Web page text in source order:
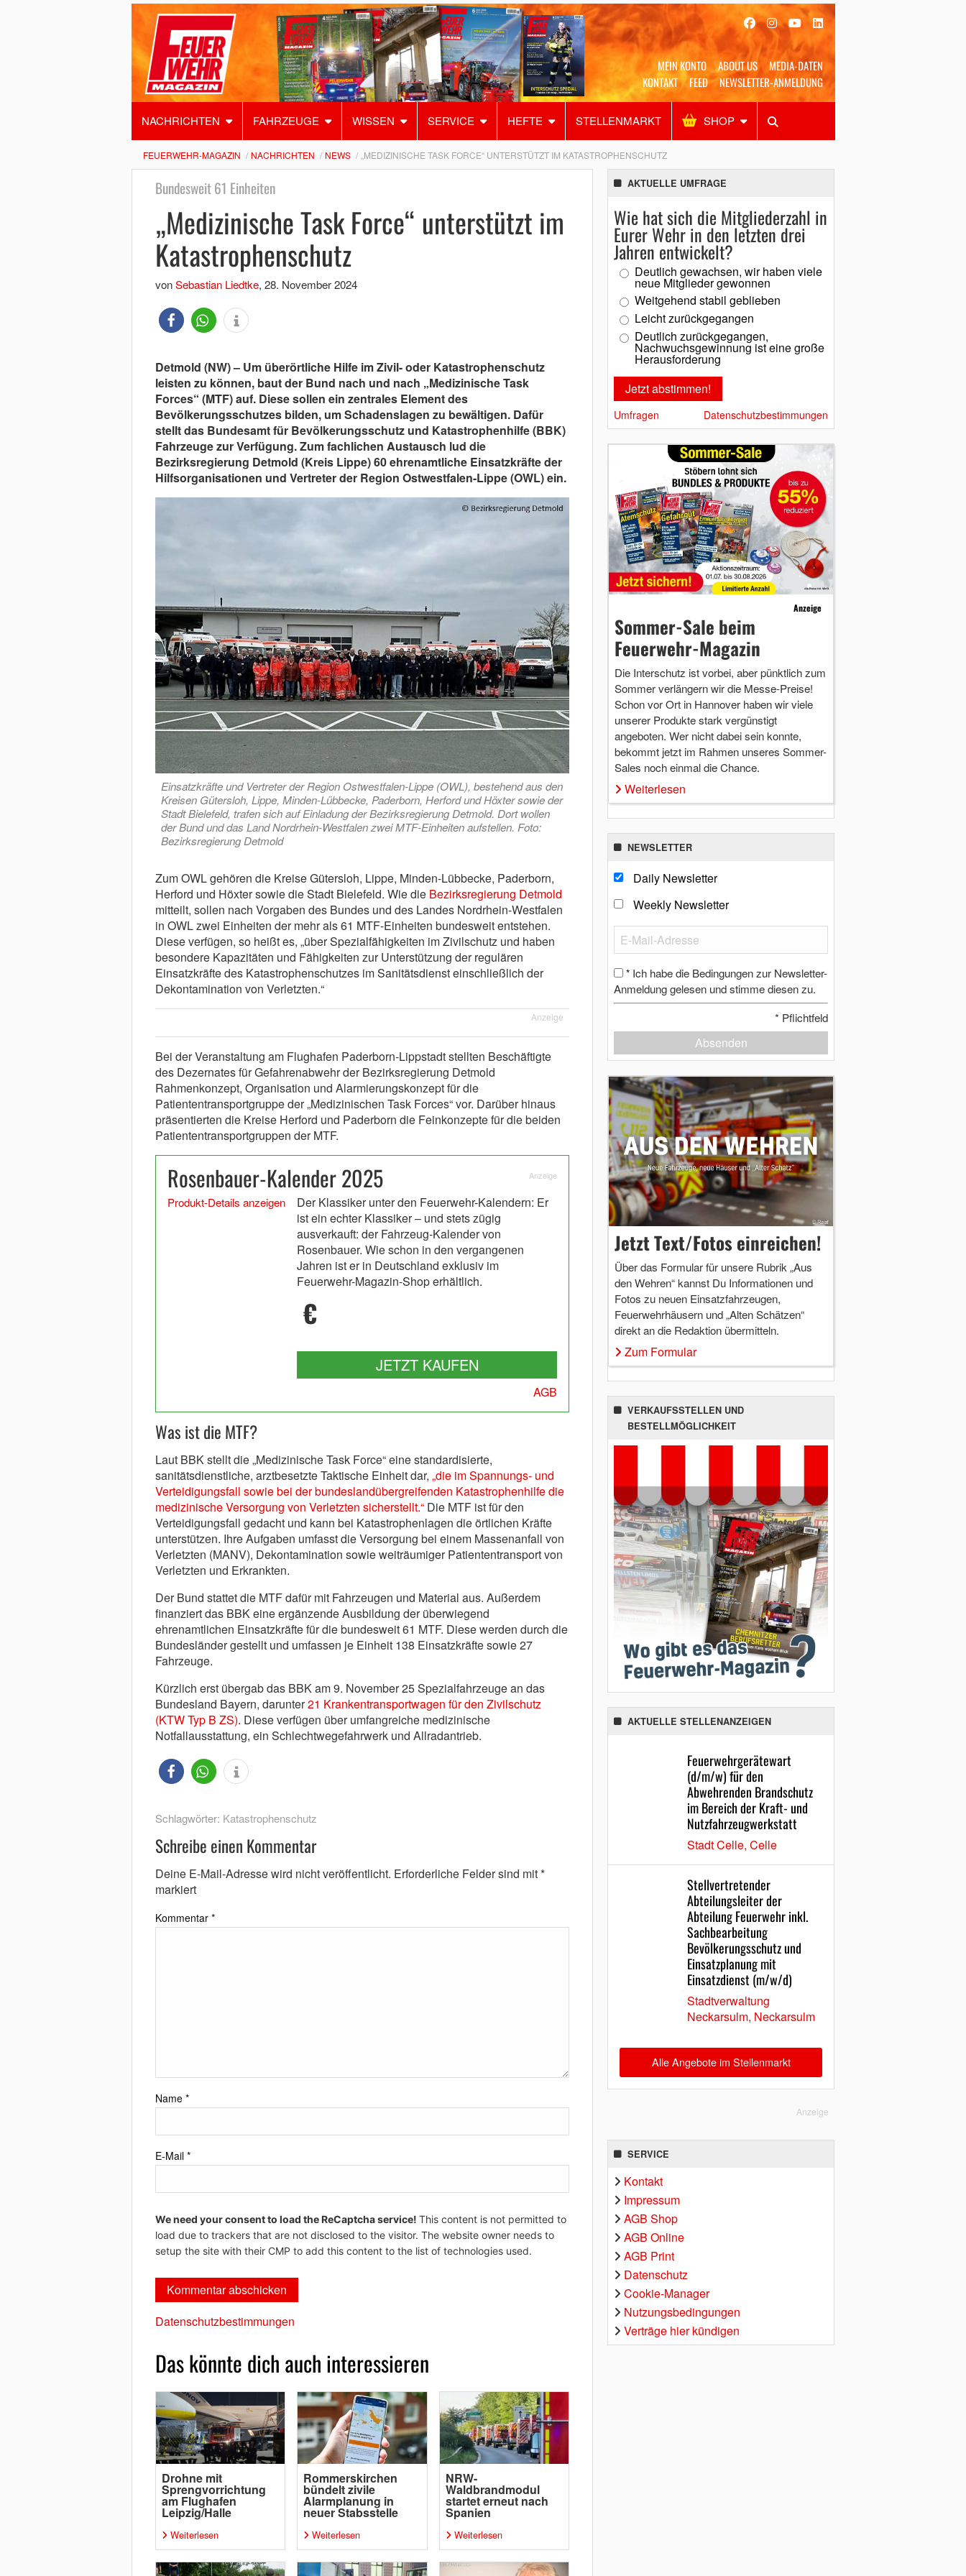
MEIN KONTO ABOUT US
MEDIA-DATEN
KONTAKT
FEED NEWSLETTER-ANMELDUNG
NACHRICHTEN FAHRZEUGE WISSEN SERVICE HEFTE STELLENMARKT SHOP
Alles Shop SUCHEN
FEUERWEHR-MAGAZIN NACHRICHTEN NEWS „MEDIZINISCHE TASK FORCE“ UNTERSTÜTZT IM KATASTROPHENSCHUTZ
Bundesweit 61 Einheiten
„Medizinische Task Force“ unterstützt im
Katastrophenschutz
vonSebastian Liedtke, 28. November 2024
Detmold (NW) – Um überörtliche Hilfe im Zivil- oder Katastrophenschutz
leisten zu können, baut der Bund nach und nach „Medizinische Task
Forces“ (MTF) auf. Diese sollen ein zentrales Element des
Bevölkerungsschutzes bilden, um Schadenslagen zu bewältigen. Dafür
stellt das Bundesamt für Bevölkerungsschutz und Katastrophenhilfe (BBK)
Fahrzeuge zur Verfügung. Zum fachlichen Austausch lud die
Bezirksregierung Detmold (Kreis Lippe) 60 ehrenamtliche Einsatzkräfte der
Hilfsorganisationen und Vertreter der Region Ostwestfalen-Lippe (OWL) ein.
Einsatzkräfte und Vertreter der Region Ostwestfalen-Lippe (OWL), bestehend aus den
Kreisen Gütersloh, Lippe, Minden-Lübbecke, Paderborn, Herford und Höxter sowie der
Stadt Bielefeld, trafen sich auf Einladung der Bezirksregierung Detmold. Dort wollen
der Bund und das Land Nordrhein-Westfalen zwei MTF-Einheiten aufstellen. Foto:
Bezirksregierung Detmold
Zum OWL gehören die Kreise Gütersloh, Lippe, Minden-Lübbecke, Paderborn,
Herford und Höxter sowie die Stadt Bielefeld. Wie die Bezirksregierung Detmold
mitteilt, sollen nach Vorgaben des Bundes und des Landes Nordrhein-Westfalen
in OWL zwei Einheiten der mehr als 61 MTF-Einheiten bundesweit entstehen.
Diese verfügen, so heißt es, „über Spezialfähigkeiten im Zivilschutz und haben
besondere Kapazitäten und Fähigkeiten zur Unterstützung der regulären
Einsatzkräfte des Katastrophenschutzes im Sanitätsdienst einschließlich der
Dekontamination von Verletzten.“
Anzeige
Bei der Veranstaltung am Flughafen Paderborn-Lippstadt stellten Beschäftigte
des Dezernates für Gefahrenabwehr der Bezirksregierung Detmold
Rahmenkonzept, Organisation und Alarmierungskonzept für die
Patiententransportgruppe der „Medizinischen Task Forces“ vor. Darüber hinaus
präsentierten die Kreise Herford und Paderborn die Feinkonzepte für die beiden
Patiententransportgruppen der MTF.
Rosenbauer-Kalender 2025 Anzeige
Produkt-Details anzeigen
Der Klassiker unter den Feuerwehr-Kalendern: Er
ist ein echter Klassiker – und stets zügig
ausverkauft: der Fahrzeug-Kalender von
Rosenbauer. Wie schon in den vergangenen
Jahren ist er in Deutschland exklusiv im
Feuerwehr-Magazin-Shop erhältlich.
€
JETZT KAUFEN
AGB
Was ist die MTF?
Laut BBK stellt die „Medizinische Task Force“ eine standardisierte,
sanitätsdienstliche, arztbesetzte Taktische Einheit dar, „die im Spannungs- und
Verteidigungsfall sowie bei der bundeslandübergreifenden Katastrophenhilfe die
medizinische Versorgung von Verletzten sicherstellt.“Die MTF ist für den
Verteidigungsfall gedacht und kann bei Katastrophenlagen die örtlichen Kräfte
unterstützen. Ihre Aufgaben umfasst die Versorgung bei einem Massenanfall von
Verletzten (MANV), Dekontamination sowie weiträumiger Patiententransport von
Verletzten und Erkrankten.
Der Bund stattet die MTF dafür mit Fahrzeugen und Material aus. Außerdem
finanziert das BBK eine ergänzende Ausbildung der überwiegend
ehrenamtlichen Einsatzkräfte für die bundesweit 61 MTF. Diese werden durch die
Bundesländer gestellt und umfassen je Einheit 138 Einsatzkräfte sowie 27
Fahrzeuge.
Kürzlich erst übergab das BBK am 9. November 25 Spezialfahrzeuge an das
Bundesland Bayern, darunter21 Krankentransportwagen für den Zivilschutz
(KTW Typ B ZS). Diese verfügen über umfangreiche medizinische
Notfallausstattung, ein Schlechtwegefahrwerk und Allradantrieb.
Schlagwörter: Katastrophenschutz
Schreibe einen Kommentar
Deine E-Mail-Adresse wird nicht veröffentlicht. Erforderliche Felder sind mit*
markiert
Kommentar *
Name *
E-Mail *
We need your consent to load the ReCaptcha service! This content is not permitted to
load due to trackers that are not disclosed to the visitor. The website owner needs to
setup the site with their CMP to add this content to the list of technologies used.
Datenschutzbestimmungen
Das könnte dich auch interessieren
Drohne mit
Sprengvorrichtung
am Flughafen
Leipzig/Halle
Weiterlesen
Rommerskirchen
bündelt zivile
Alarmplanung in
neuer Stabsstelle
Weiterlesen
NRW-
Waldbrandmodul
startet erneut nach
Spanien
Weiterlesen
AKTUELLE UMFRAGE
Wie hat sich die Mitgliederzahl in
Eurer Wehr in den letzten drei
Jahren entwickelt?
Deutlich gewachsen, wir haben viele
neue Mitglieder gewonnen
Weitgehend stabil geblieben
Leicht zurückgegangen
Deutlich zurückgegangen,
Nachwuchsgewinnung ist eine große
Herausforderung
Umfragen Datenschutzbestimmungen
Anzeige
Sommer-Sale beim
Feuerwehr-Magazin
Die Interschutz ist vorbei, aber pünktlich zum
Sommer verlängern wir die Messe-Preise!
Schon vor Ort in Hannover haben wir viele
unserer Produkte stark vergünstigt
angeboten. Wer nicht dabei sein konnte,
bekommt jetzt im Rahmen unseres Sommer-
Sales noch einmal die Chance.
Weiterlesen
NEWSLETTER
Daily Newsletter
Weekly Newsletter
* Ich habe die Bedingungen zur Newsletter-
Anmeldung gelesen und stimme diesen zu.
* Pflichtfeld
Absenden
Jetzt Text/Fotos einreichen!
Über das Formular für unsere Rubrik „Aus
den Wehren“ kannst Du Informationen und
Fotos zu neuen Einsatzfahrzeugen,
Feuerwehrhäusern und „Alten Schätzen“
direkt an die Redaktion übermitteln.
Zum Formular
VERKAUFSSTELLEN UND
BESTELLMÖGLICHKEIT
AKTUELLE STELLENANZEIGEN
Feuerwehrgerätewart
(d/m/w) für den
Abwehrenden Brandschutz
im Bereich der Kraft- und
Nutzfahrzeugwerkstatt
Stadt Celle, Celle
Stellvertretender
Abteilungsleiter der
Abteilung Feuerwehr inkl.
Sachbearbeitung
Bevölkerungsschutz und
Einsatzplanung mit
Einsatzdienst (m/w/d)
Stadtverwaltung
Neckarsulm, Neckarsulm
Alle Angebote im Stellenmarkt
Anzeige
SERVICE
Kontakt
Impressum
AGB Shop
AGB Online
AGB Print
Datenschutz
Cookie-Manager
Nutzungsbedingungen
Verträge hier kündigen